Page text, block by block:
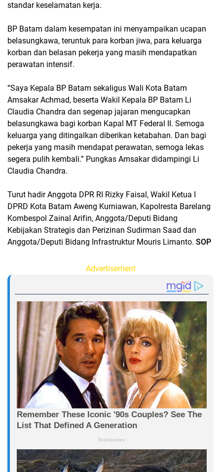
standar keselamatan kerja.
BP Batam dalam kesempatan ini menyampaikan ucapan
belasungkawa, teruntuk para korban jiwa, para keluarga
korban dan belasan pekerja yang masih mendapatkan
perawatan intensif.
“Saya Kepala BP Batam sekaligus Wali Kota Batam
Amsakar Achmad, beserta Wakil Kepala BP Batam Li
Claudia Chandra dan segenap jajaran mengucapkan
belasungkawa bagi korban Kapal MT Federal II. Semoga
keluarga yang ditingalkan diberikan ketabahan. Dan bagi
pekerja yang masih mendapat perawatan, semoga lekas
segera pulih kembali.” Pungkas Amsakar didampingi Li
Claudia Chandra.
Turut hadir Anggota DPR RI Rizky Faisal, Wakil Ketua I
DPRD Kota Batam Aweng Kurniawan, Kapolresta Barelang
Kombespol Zainal Arifin, Anggota/Deputi Bidang
Kebijakan Strategis dan Perizinan Sudirman Saad dan
Anggota/Deputi Bidang Infrastruktur Mouris Limanto. SOP
Advertisement